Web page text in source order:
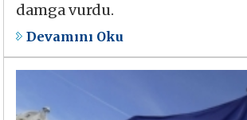
damga vurdu.
Devamını Oku